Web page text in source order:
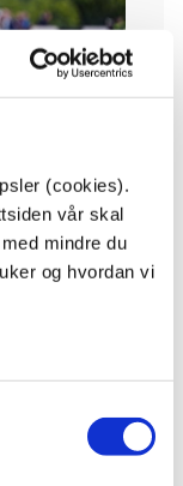
(cookies).
vår skal
mindre du
og hvordan vi
på, men
ikke vært
i Eliteserien